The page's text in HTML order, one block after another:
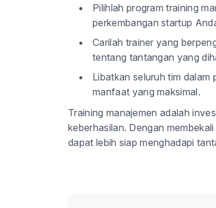
Pilihlah program training
perkembangan startup
Carilah trainer yang
tentang tantangan yang
Libatkan seluruh tim dalam
manfaat yang maksimal.
Training manajemen adalah
keberhasilan. Dengan
dapat lebih siap menghadapi